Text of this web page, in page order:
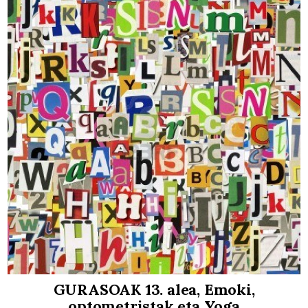
GURASOAK 13. alea, Emoki,